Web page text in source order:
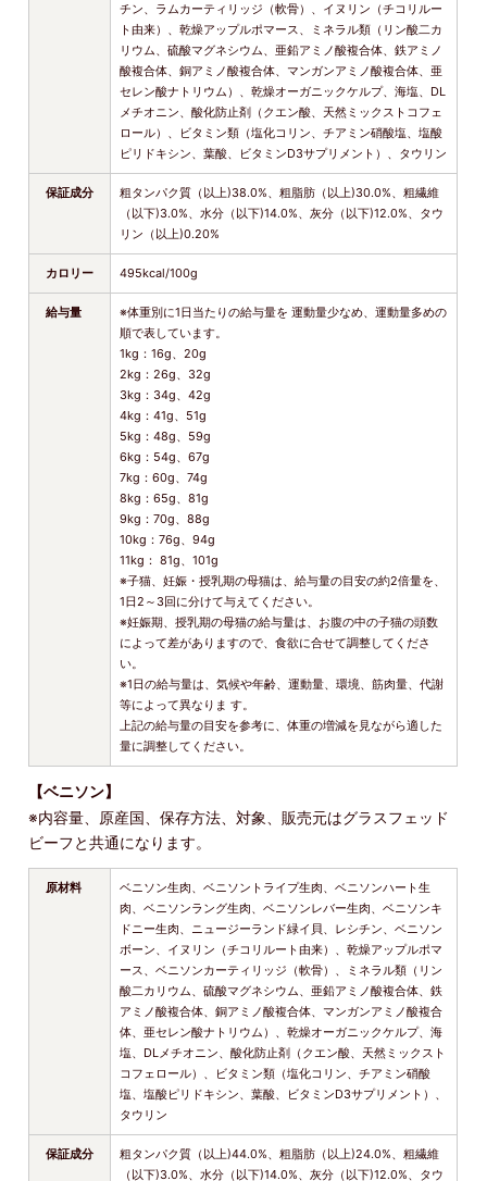
チン、ラムカーティリッジ（軟骨）、イヌリン（チコリルー
ト由来）、乾燥アップルポマース、ミネラル類（リン酸二カ
リウム、硫酸マグネシウム、亜鉛アミノ酸複合体、鉄アミノ
酸複合体、銅アミノ酸複合体、マンガンアミノ酸複合体、亜
セレン酸ナトリウム）、乾燥オーガニックケルプ、海塩、DL
メチオニン、酸化防止剤（クエン酸、天然ミックストコフェ
ロール）、ビタミン類（塩化コリン、チアミン硝酸塩、塩酸
ピリドキシン、葉酸、ビタミンD3サプリメント）、タウリン
保証成分
粗タンパク質（以上)38.0%、粗脂肪（以上)30.0%、粗繊維
（以下)3.0%、水分（以下)14.0%、灰分（以下)12.0%、タウ
リン（以上)0.20%
カロリー 495kcal/100g
給与量
※体重別に1日当たりの給与量を 運動量少なめ、運動量多めの
順で表しています。
1kg：16g、20g
2kg：26g、32g
3kg：34g、42g
4kg：41g、51g
5kg：48g、59g
6kg：54g、67g
7kg：60g、74g
8kg：65g、81g
9kg：70g、88g
10kg：76g、94g
11kg： 81g、101g
※子猫、妊娠・授乳期の母猫は、給与量の目安の約2倍量を、
1日2～3回に分けて与えてください。
※妊娠期、授乳期の母猫の給与量は、お腹の中の子猫の頭数
によって差がありますので、食欲に合せて調整してくださ
い。
※1日の給与量は、気候や年齢、運動量、環境、筋肉量、代謝
等によって異なりま す。
上記の給与量の目安を参考に、体重の増減を見ながら適した
量に調整してください。
【ベニソン】
※内容量、原産国、保存方法、対象、販売元はグラスフェッド
ビーフと共通になります。
原材料
ベニソン生肉、ベニソントライプ生肉、ベニソンハート生
肉、ベニソンラング生肉、ベニソンレバー生肉、ベニソンキ
ドニー生肉、ニュージーランド緑イ貝、レシチン、ベニソン
ボーン、イヌリン（チコリルート由来）、乾燥アップルポマ
ース、ベニソンカーティリッジ（軟骨）、ミネラル類（リン
酸二カリウム、硫酸マグネシウム、亜鉛アミノ酸複合体、鉄
アミノ酸複合体、銅アミノ酸複合体、マンガンアミノ酸複合
体、亜セレン酸ナトリウム）、乾燥オーガニックケルプ、海
塩、DLメチオニン、酸化防止剤（クエン酸、天然ミックスト
コフェロール）、ビタミン類（塩化コリン、チアミン硝酸
塩、塩酸ピリドキシン、葉酸、ビタミンD3サプリメント）、
タウリン
保証成分
粗タンパク質（以上)44.0%、粗脂肪（以上)24.0%、粗繊維
（以下)3.0%、水分（以下)14.0%、灰分（以下)12.0%、タウ